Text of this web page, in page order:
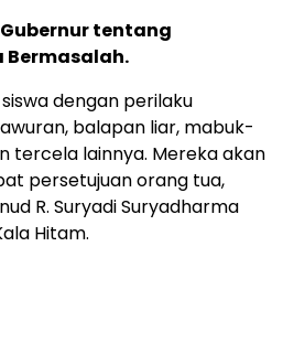
tentang
Bermasalah.
dengan perilaku
balapan liar, mabuk-
tercela lainnya. Mereka akan
persetujuan orang tua,
R. Suryadi Suryadharma
Hitam.